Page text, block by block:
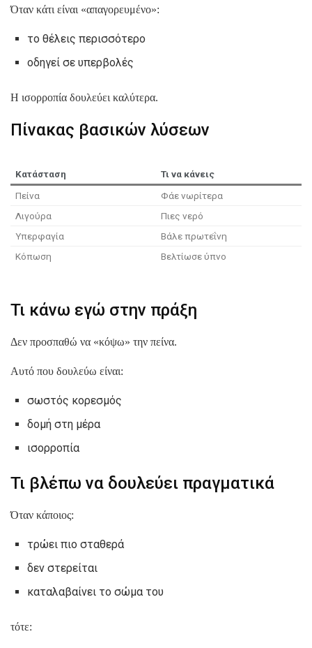
Όταν κάτι είναι «απαγορευμένο»:
το θέλεις περισσότερο
οδηγεί σε υπερβολές
Η ισορροπία δουλεύει καλύτερα.
Πίνακας βασικών λύσεων
Κατάσταση
Τι να κάνεις
Πείνα
Φάε νωρίτερα
Λιγούρα
Πιες νερό
Υπερφαγία
Βάλε πρωτεΐνη
Κόπωση
Βελτίωσε ύπνο
Τι κάνω εγώ στην πράξη
Δεν προσπαθώ να «κόψω» την πείνα.
Αυτό που δουλεύω είναι:
σωστός κορεσμός
δομή στη μέρα
ισορροπία
Τι βλέπω να δουλεύει πραγματικά
Όταν κάποιος:
τρώει πιο σταθερά
δεν στερείται
καταλαβαίνει το σώμα του
τότε: